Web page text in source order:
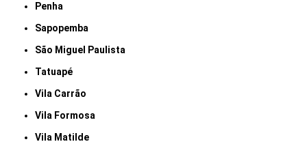
Penha
Sapopemba
São Miguel Paulista
Tatuapé
Vila Carrão
Vila Formosa
Vila Matilde